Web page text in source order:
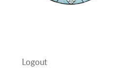
Logout